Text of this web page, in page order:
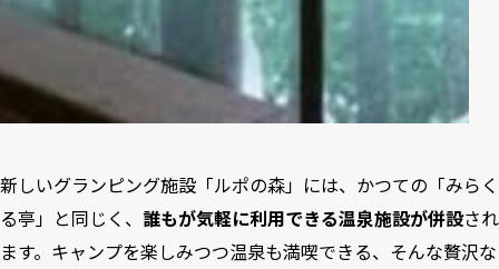
新しいグランピング施設「ルポの森」には、かつての「みらく
る亭」と同じく、 誰もが気軽に利用できる温泉施設が併設され
ます。キャンプを楽しみつつ温泉も満喫できる、そんな贅沢な